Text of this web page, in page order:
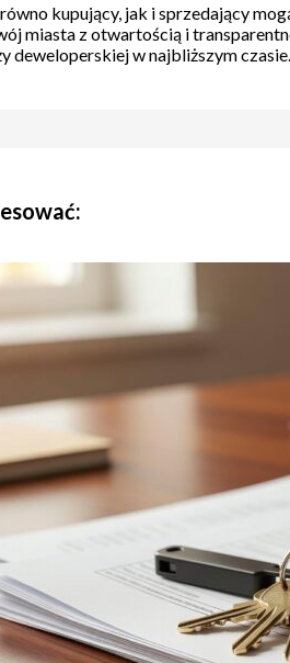
kupujący, jak i sprzedający
miasta z otwartością i
deweloperskiej w najbliższym czasie.